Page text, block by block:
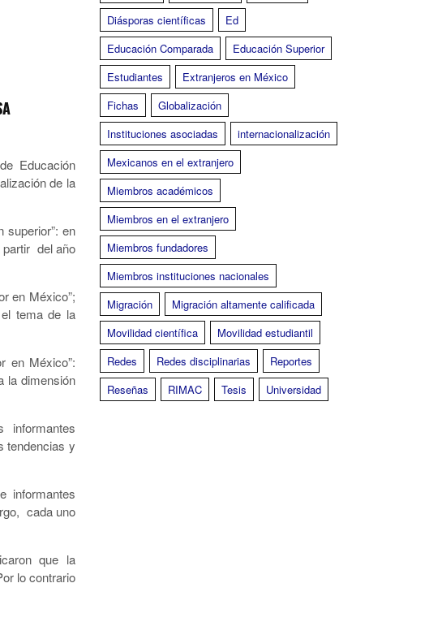
Educación
de la
superior”: en
partir del año
en México”;
tema de la
en México”:
la dimensión
informantes
tendencias y
informantes
cada uno
que la
lo contrario
Diásporas científicas
Ed
Educación Comparada
Educación Superior
Estudiantes
Extranjeros en México
Fichas
Globalización
Instituciones asociadas
internacionalización
Mexicanos en el extranjero
Miembros académicos
Miembros en el extranjero
Miembros fundadores
Miembros instituciones nacionales
Migración
Migración altamente calificada
Movilidad científica
Movilidad estudiantil
Redes
Redes disciplinarias
Reportes
Reseñas
RIMAC Tesis Universidad